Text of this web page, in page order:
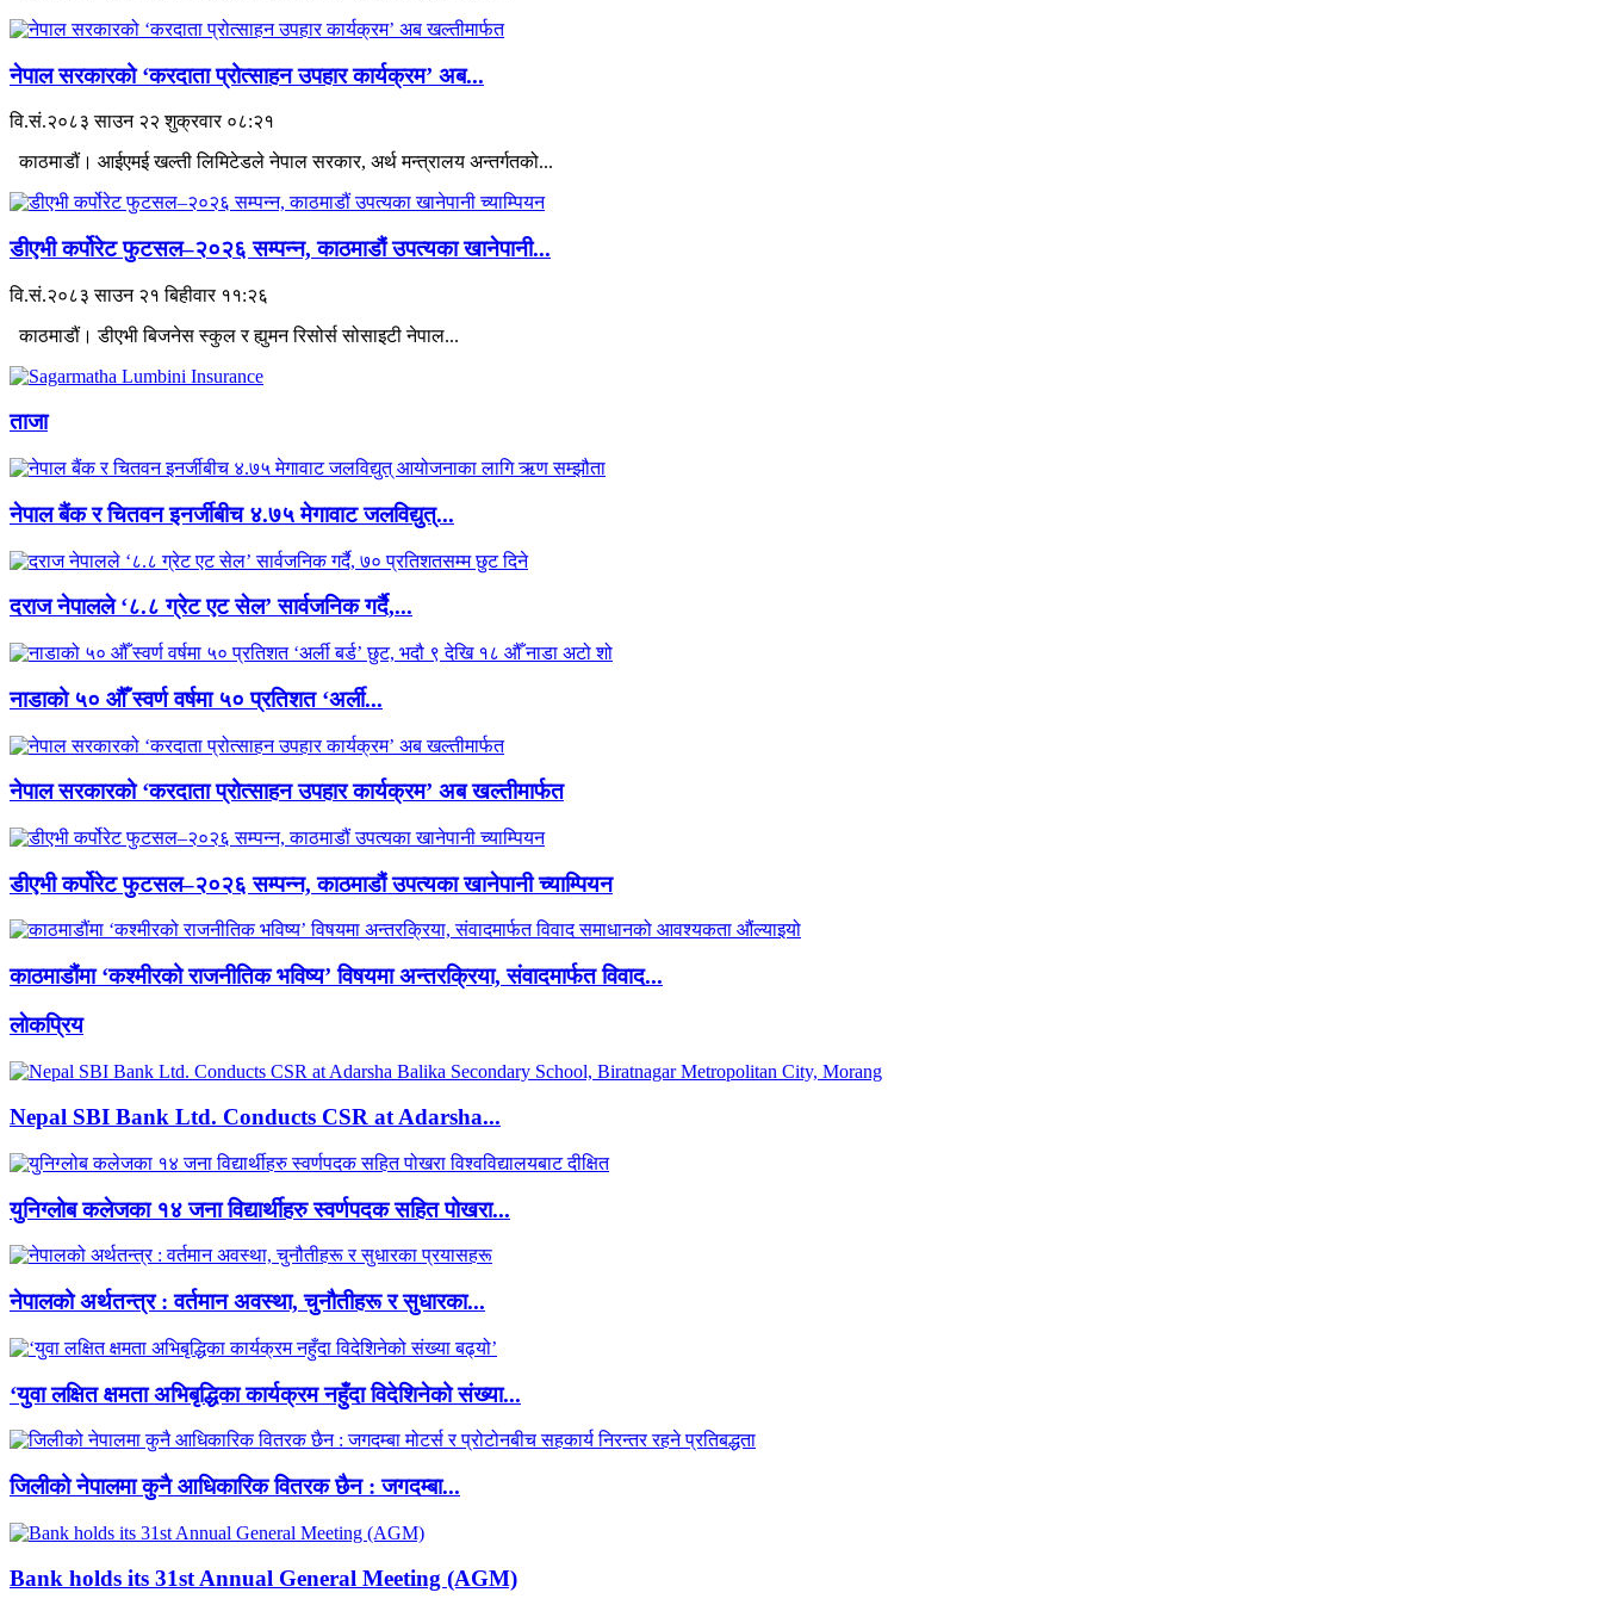
नेपाल सरकारको ‘करदाता प्रोत्साहन उपहार कार्यक्रम’ अब...
वि.सं.२०८३ साउन २२ शुक्रवार ०८:२१
काठमाडौं। आईएमई खल्ती लिमिटेडले नेपाल सरकार, अर्थ मन्त्रालय अन्तर्गतको...
डीएभी कर्पोरेट फुटसल–२०२६ सम्पन्न, काठमाडौं उपत्यका खानेपानी...
वि.सं.२०८३ साउन २१ बिहीवार ११:२६
काठमाडौं। डीएभी बिजनेस स्कुल र ह्युमन रिसोर्स सोसाइटी नेपाल...
ताजा
नेपाल बैंक र चितवन इनर्जीबीच ४.७५ मेगावाट जलविद्युत्...
दराज नेपालले ‘८.८ ग्रेट एट सेल’ सार्वजनिक गर्दै,...
नाडाको ५० औँ स्वर्ण वर्षमा ५० प्रतिशत ‘अर्ली...
नेपाल सरकारको ‘करदाता प्रोत्साहन उपहार कार्यक्रम’ अब खल्तीमार्फत
डीएभी कर्पोरेट फुटसल–२०२६ सम्पन्न, काठमाडौं उपत्यका खानेपानी च्याम्पियन
काठमाडौंमा ‘कश्मीरको राजनीतिक भविष्य’ विषयमा अन्तरक्रिया, संवादमार्फत विवाद...
लाेकप्रिय
Nepal SBI Bank Ltd. Conducts CSR at Adarsha...
युनिग्लोब कलेजका १४ जना विद्यार्थीहरु स्वर्णपदक सहित पोखरा...
नेपालको अर्थतन्त्र : वर्तमान अवस्था, चुनौतीहरू र सुधारका...
‘युवा लक्षित क्षमता अभिबृद्धिका कार्यक्रम नहुँदा विदेशिनेको संख्या...
जिलीको नेपालमा कुनै आधिकारिक वितरक छैन : जगदम्बा...
Bank holds its 31st Annual General Meeting (AGM)